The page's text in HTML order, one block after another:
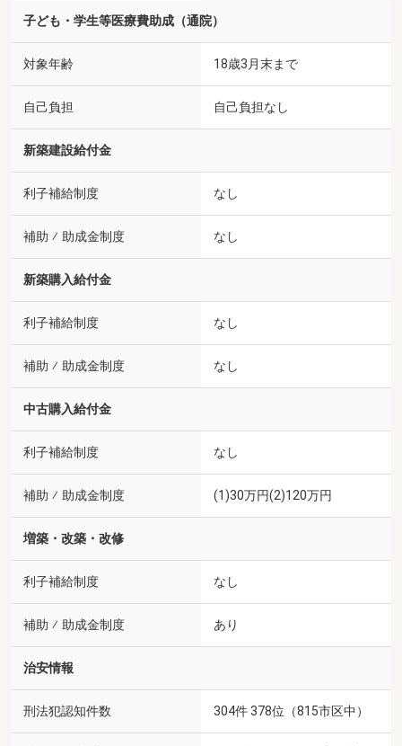
子ども・学生等医療費助成（通院）
対象年齢 18歳3月末まで
自己負担 自己負担なし
新築建設給付金
利子補給制度 なし
補助 ⁄ 助成金制度 なし
新築購入給付金
利子補給制度 なし
補助 ⁄ 助成金制度 なし
中古購入給付金
利子補給制度 なし
補助 ⁄ 助成金制度 (1)30万円(2)120万円
増築・改築・改修
利子補給制度 なし
補助 ⁄ 助成金制度 あり
治安情報
刑法犯認知件数 304件 378位（815市区中）